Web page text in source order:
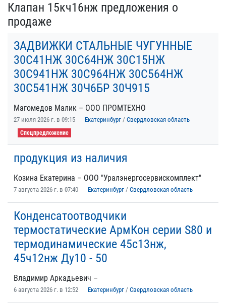
Клапан 15кч16нж предложения о
продаже
ЗАДВИЖКИ СТАЛЬНЫЕ ЧУГУННЫЕ
30С41НЖ 30С64НЖ 30С15НЖ
30С941НЖ 30С964НЖ 30С564НЖ
30С541НЖ 30Ч6БР 30Ч915
Магомедов Малик – ООО ПРОМТЕХНО
27 июля 2026 г. в 09:15 Екатеринбург / Свердловская область
Спецпредложение
продукция из наличия
Козина Екатерина – ООО "Уралэнергосервискомплект"
7 августа 2026 г. в 07:40 Екатеринбург / Свердловская область
Конденсатоотводчики
термостатические АрмКон серии S80 и
термодинамические 45с13нж,
45ч12нж Ду10 - 50
Владимир Аркадьевич –
6 августа 2026 г. в 12:52 Екатеринбург / Свердловская область